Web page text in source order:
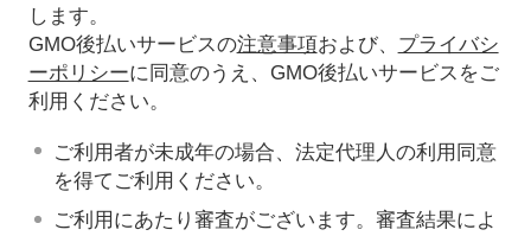
します。
GMO後払いサービスの注意事項および、 プライバシ
ーポリシーに同意のうえ、GMO後払いサービスをご
利用ください。
ご利用者が未成年の場合、法定代理人の利用同意
を得てご利用ください。
ご利用にあたり審査がございます。審査結果によ